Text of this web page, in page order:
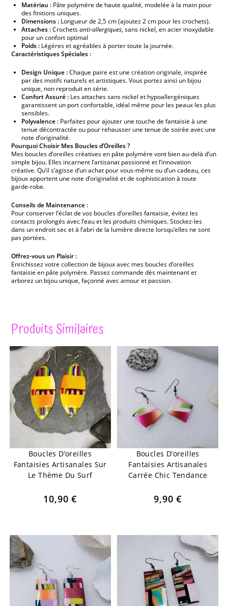
Matériau : Pâte polymère de haute qualité, modelée à la main pour
des finitions uniques.
Dimensions : Longueur de 2,5 cm (ajoutez 2 cm pour les crochets).
Attaches :Crochetsanti-allergiques, sans nickel, en acier inoxydable
pour un confort optimal
Poids : Légères et agréables à porter toute la journée.
Caractéristiques Spéciales :
Design Unique :Chaque paire est une création originale, inspirée
par des motifs naturels et artistiques. Vous portez ainsi un bijou
unique, non reproduit en série.
Confort Assuré : Les attaches sans nickel et hypoallergéniques
garantissent un port confortable, idéal même pour les peaux les plus
sensibles.
Polyvalence : Parfaites pour ajouter une touche de fantaisie à une
tenue décontractée ou pour rehausser une tenue de soirée avec une
note d’originalité.
Pourquoi Choisir Mes Boucles d’Oreilles ?
Mes boucles d’oreilles créatives en pâte polymère vont bien au-delà d’un
simple bijou. Elles incarnent l’artisanat passionné et l’innovation
créative. Qu’il s’agisse d’un achat pour vous-même ou d’un cadeau, ces
bijoux apportent une note d’originalité et de sophistication à toute
garde-robe.
Conseils de Maintenance :
Pour conserver l’éclat de vos boucles d’oreilles fantaisie, évitez les
contacts prolongés avec l’eau et les produits chimiques. Stockez-les
dans un endroit sec et à l’abri de la lumière directe lorsqu’elles ne sont
pas portées.
Offrez-vous un Plaisir :
Enrichissez votre collection de bijoux avec mes boucles d’oreilles
fantaisie en pâte polymère. Passez commande dès maintenant et
arborez un bijou unique, façonné avec amour et passion.
Produits Similaires
Boucles D’oreilles
Fantaisies Artisanales Sur
Le Thème Du Surf
10,90€
Boucles D’oreilles
Fantaisies Artisanales
Carrée Chic Tendance
9,90€